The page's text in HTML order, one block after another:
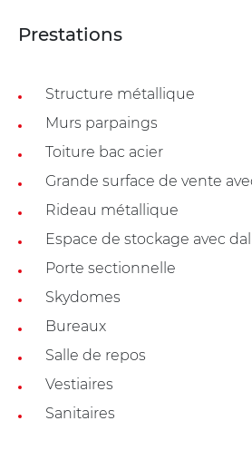
Prestations
Structure métallique
Murs parpaings
Toiture bac acier
Grande surface de vente
Rideau métallique
Espace de stockage avec
Porte sectionnelle
Skydomes
Bureaux
Salle de repos
Vestiaires
Sanitaires